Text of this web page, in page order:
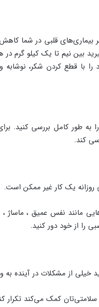
قلبی در شما کاهش
با قطع کردن شکر،
طور کامل بررسی کنید.
کند.
روزانه یک کار غیر ممکن است.
مانند نفس عمیق ،
را از خود دور کنید.
خیلی از مشکلات در آینده به
کمک می‌کند تکرار